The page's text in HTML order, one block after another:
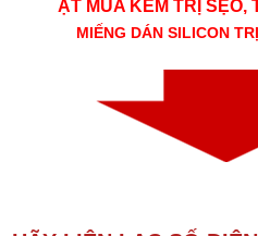
ẶT MUA KEM TRỊ SẸO,
MIẾNG DÁN SILICON